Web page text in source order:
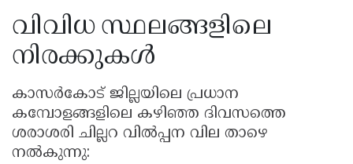
വിവിധ സ്ഥലങ്ങളിലെ
നിരക്കുകൾ
കാസർകോട് ജില്ലയിലെ പ്രധാന
കമ്പോളങ്ങളിലെ കഴിഞ്ഞ ദിവസത്തെ
ശരാശരി ചില്ലറ വിൽപ്പന വില താഴെ
നൽകുന്നു: